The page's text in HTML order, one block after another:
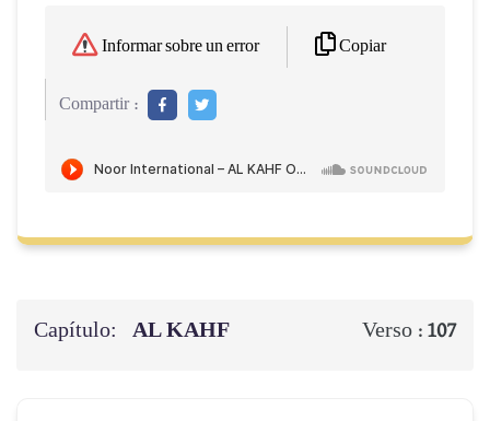
Informar sobre un error Copiar
Compartir :
Capítulo: AL KAHF Verso : 107